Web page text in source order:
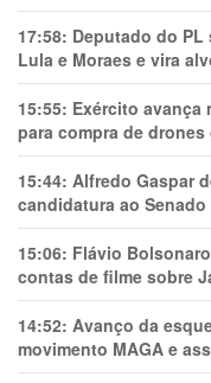
17:58: Deputado do PL
Lula e Moraes e vira
15:55: Exército avança
para compra de drones
15:44: Alfredo Gaspar
candidatura ao
15:06: Flávio Bolsonaro
contas de filme sobre
14:52: Avanço da
movimento MAGA e